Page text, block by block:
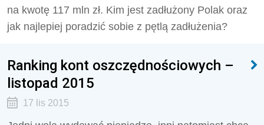
na kwotę 117 mln zł. Kim jest zadłużony Polak oraz
jak najlepiej poradzić sobie z pętlą zadłużenia?
Ranking kont oszczędnościowych –
listopad 2015
17 lis 2015